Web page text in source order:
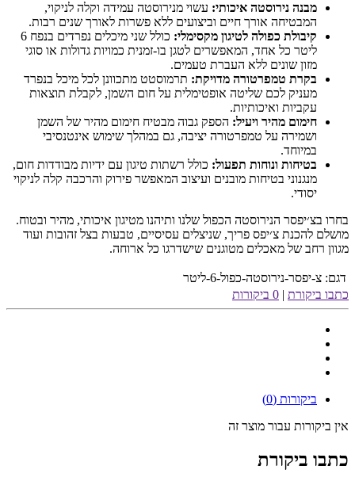
מבנה נירוסטה איכותי: עשוי מנירוסטה עמידה וקלה לניקוי,
המבטיחה אורך חיים וביצועים ללא פשרות לאורך שנים רבות.
קיבולת כפולה לטיגון מקסימלי:
כולל שני מיכלים נפרדים בנפח 6
ליטר כל אחד, המאפשרים לטגן בו-זמנית כמויות גדולות או סוגי
מזון שונים ללא העברת טעמים.
בקרת טמפרטורה מדויקת: תרמוסטט מתכוונן לכל מיכל בנפרד
מעניק לכם שליטה אופטימלית על חום השמן, לקבלת תוצאות
עקביות ואיכותיות.
חימום מהיר ויעיל: הספק גבוה מבטיח חימום מהיר של השמן
ושמירה על טמפרטורה יציבה, גם במהלך שימוש אינטנסיבי
במיוחד.
בטיחות ונוחות תפעול: כולל רשתות טיגון עם ידיות מבודדות חום,
מנגנוני בטיחות מובנים ועיצוב המאפשר פירוק והרכבה קלה לניקוי
יסודי.
בחרו בצ׳יפסר הנירוסטה הכפול שלנו ותיהנו מטיגון איכותי, מהיר ובטוח.
מושלם להכנת צ׳יפס פריך, שניצלים עסיסיים, טבעות בצל זהובות ועוד
מגוון רחב של מאכלים מטוגנים שישדרגו כל ארוחה.
דגם: צ-יפסר-נירוסטה-כפול-6-ליטר
כתבו ביקורת | 0 ביקורות
ביקורות (0)
אין ביקורות עבור מוצר זה
כתבו ביקורת